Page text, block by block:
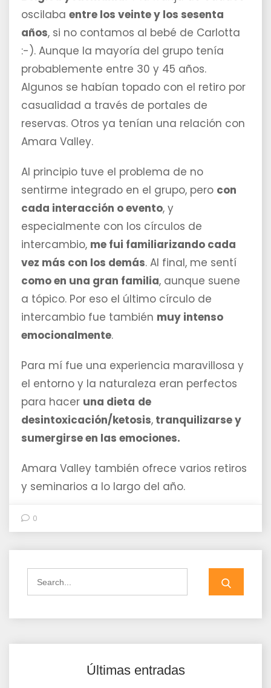
oscilaba entre los veinte y los sesenta
años, si no contamos al bebé de Carlotta
:-). Aunque la mayoría del grupo tenía
probablemente entre 30 y 45 años.
Algunos se habían topado con el retiro por
casualidad a través de portales de
reservas. Otros ya tenían una relación con
Amara Valley.
Al principio tuve el problema de no
sentirme integrado en el grupo, pero con
cada interacción o evento, y
especialmente con los círculos de
intercambio, me fui familiarizando cada
vez más con los demás. Al final, me sentí
como en una gran familia, aunque suene
a tópico. Por eso el último círculo de
intercambio fue también muy intenso
emocionalmente.
Para mí fue una experiencia maravillosa y
el entorno y la naturaleza eran perfectos
para hacer una dieta de
desintoxicación/ketosis, tranquilizarse y
sumergirse en las emociones.
Amara Valley también ofrece varios retiros
y seminarios a lo largo del año.
0
Últimas entradas